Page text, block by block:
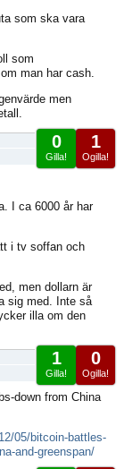
som ska vara
som
man har cash.
men
1
Ogilla!
0
Gilla!
I ca 6000 år har
i tv soffan och
men dollarn är
sig med. Inte så
illa om den
0
Ogilla!
1
Gilla!
down from China
05/bitcoin-battles-
and-greenspan/